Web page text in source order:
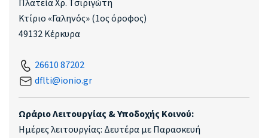
Πλατεία Χρ. Τσιριγώτη
Κτίριο «Γαληνός» (1ος όροφος)
49132 Κέρκυρα
26610 87202
dflti@ionio.gr
Ωράριο Λειτουργίας & Υποδοχής Κοινού:
Ημέρες λειτουργίας: Δευτέρα με Παρασκευή